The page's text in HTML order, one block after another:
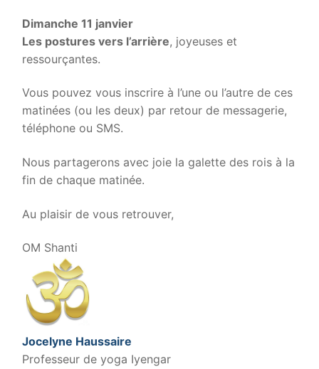
Dimanche 11 janvier
Les postures vers l’arrière, joyeuses et
ressourçantes.
Vous pouvez vous inscrire à l’une ou l’autre de ces
matinées (ou les deux) par retour de messagerie,
téléphone ou SMS.
Nous partagerons avec joie la galette des rois à la
fin de chaque matinée.
Au plaisir de vous retrouver,
OM Shanti
Jocelyne Haussaire
Professeur de yoga Iyengar